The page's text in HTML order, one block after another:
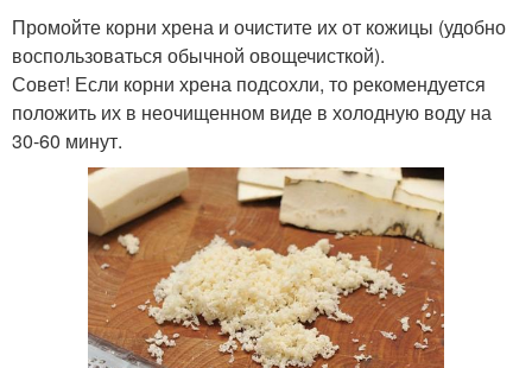
Промойте корни хрена и очистите их от кожицы (удобно
воспользоваться обычной овощечисткой).
Совет! Если корни хрена подсохли, то рекомендуется
положить их в неочищенном виде в холодную воду на
30-60 минут.